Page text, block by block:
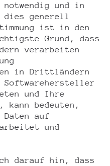
und in
dies generell
ist in den
Grund, dass
verarbeiten
in Drittländern
Softwarehersteller
und Ihre
kann bedeuten,
Daten auf
und
darauf hin, dass